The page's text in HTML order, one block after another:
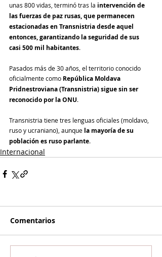
unas 800 vidas, terminó tras la intervención de
las fuerzas de paz rusas, que permanecen
estacionadas en Transnistria desde aquel
entonces, garantizando la seguridad de sus
casi 500 mil habitantes.
Pasados más de 30 años, el territorio conocido
oficialmente como República Moldava
Pridnestroviana (Transnistria) sigue sin ser
reconocido por la ONU.
Transnistria tiene tres lenguas oficiales (moldavo,
ruso y ucraniano), aunque la mayoría de su
población es ruso parlante.
Internacional
Comentarios